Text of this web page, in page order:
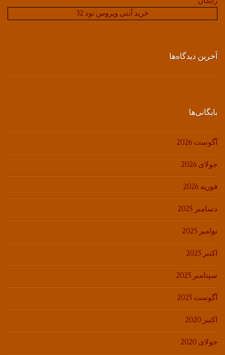
خرید آنتی ویروس نود 32
آخرین دیدگاه‌ها
بایگانی‌ها
آگوست 2026
جولای 2026
فوریه 2026
دسامبر 2025
نوامبر 2025
اکتبر 2025
سپتامبر 2025
آگوست 2025
اکتبر 2020
جولای 2020